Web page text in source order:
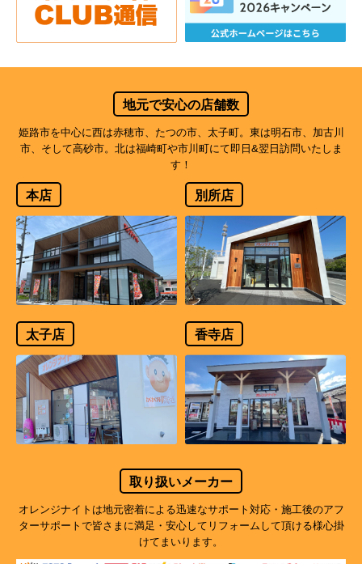
地元で安心の店舗数
姫路市を中心に西は赤穂市、たつの市、太子町。東は明石市、加古川
市、そして高砂市。北は福崎町や市川町にて即日&翌日訪問いたしま
す！
本店 別所店
太子店 香寺店
取り扱いメーカー
オレンジナイトは地元密着による迅速なサポート対応・施工後のアフ
ターサポートで皆さまに満足・安心してリフォームして頂ける様心掛
けてまいります。